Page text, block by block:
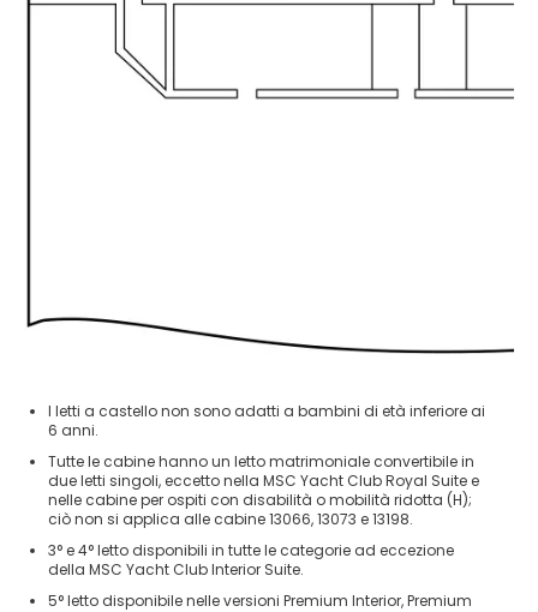
I letti a castello non sono adatti a bambini di età inferiore ai
6 anni.
Tutte le cabine hanno un letto matrimoniale convertibile in
due letti singoli, eccetto nella MSC Yacht Club Royal Suite e
nelle cabine per ospiti con disabilità o mobilità ridotta (H);
ciò non si applica alle cabine 13066, 13073 e 13198.
3° e 4° letto disponibili in tutte le categorie ad eccezione
della MSC Yacht Club Interior Suite.
5° letto disponibile nelle versioni Premium Interior, Premium